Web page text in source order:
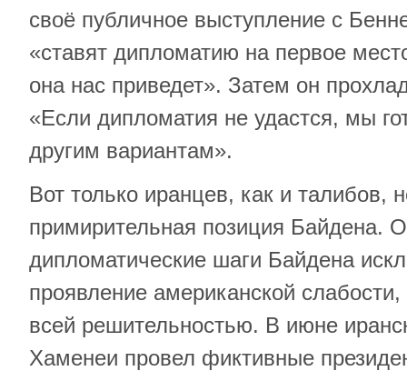
своё публичное выступление с
«ставят дипломатию на первое
она нас приведет». Затем он
«Если дипломатия не удастся, мы
другим вариантам».
Вот только иранцев, как и талибов,
примирительная позиция Байдена.
дипломатические шаги Байдена
проявление американской
всей решительностью. В июне
Хаменеи провел фиктивные